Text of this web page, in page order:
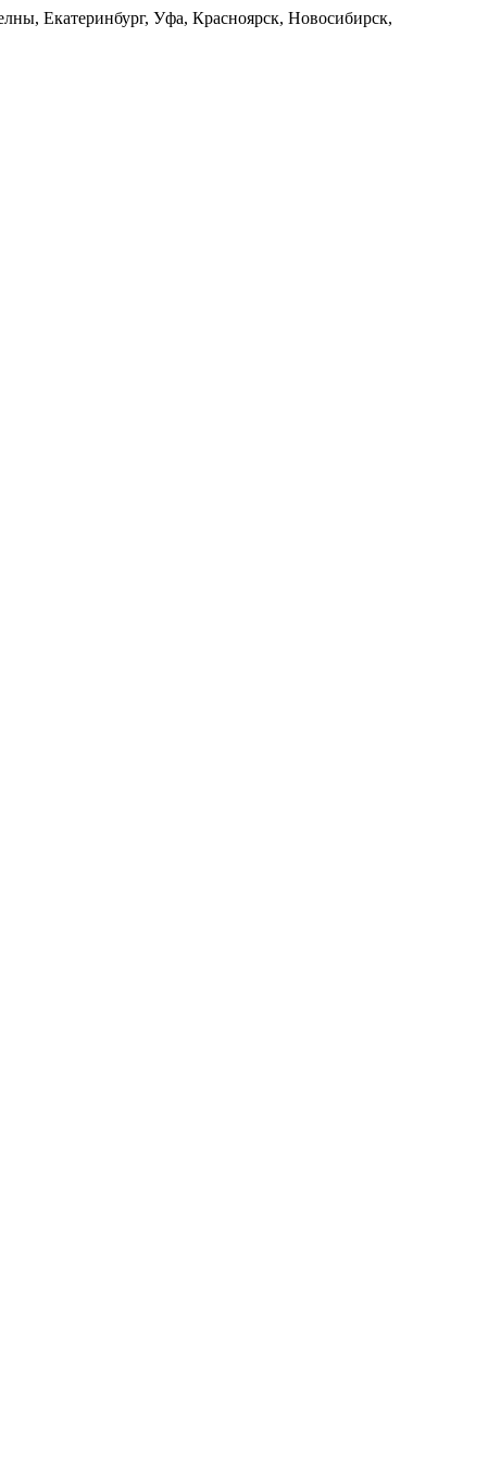
Екатеринбург, Уфа, Красноярск, Новосибирск,